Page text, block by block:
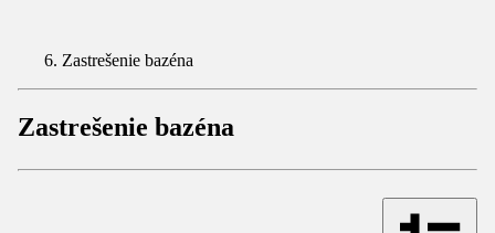
Zastrešenie bazéna
Zastrešenie bazéna